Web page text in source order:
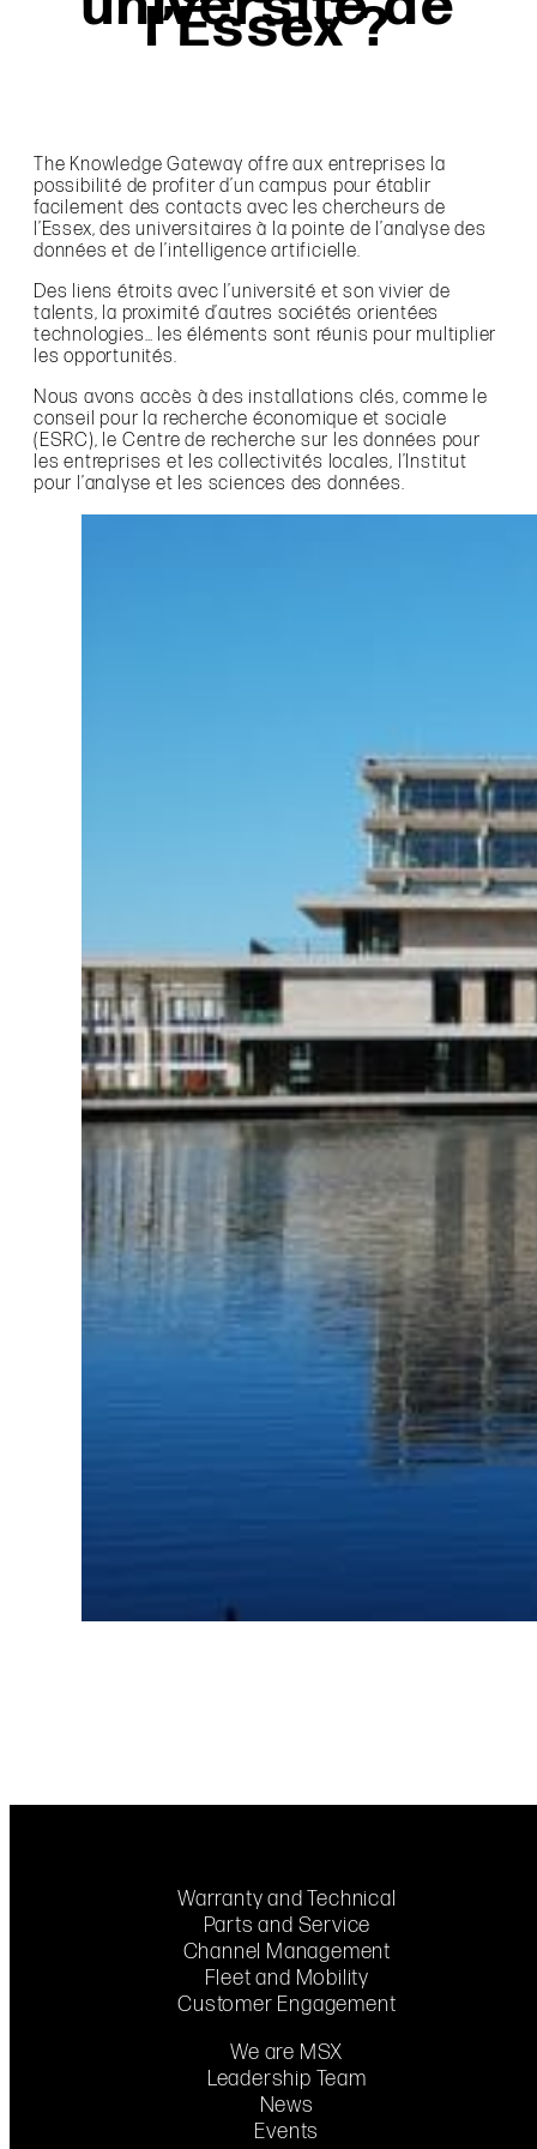
l’Essex ?
The Knowledge Gateway offre aux entreprises la
possibilité de profiter d’un campus pour établir
facilement des contacts avec les chercheurs de
l’Essex, des universitaires à la pointe de l’analyse des
données et de l’intelligence artificielle.
Des liens étroits avec l’université et son vivier de
talents, la proximité d’autres sociétés orientées
technologies… les éléments sont réunis pour multiplier
les opportunités.
Nous avons accès à des installations clés, comme le
conseil pour la recherche économique et sociale
(ESRC), le Centre de recherche sur les données pour
les entreprises et les collectivités locales, l’Institut
pour l’analyse et les sciences des données.
Warranty and Technical
Parts and Service
Channel Management
Fleet and Mobility
Customer Engagement
We are MSX
Leadership Team
News
Events